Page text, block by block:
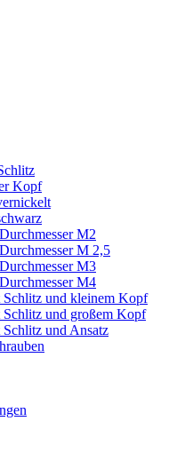
Kopf
Durchmesser M2
Durchmesser M 2,5
Durchmesser M3
Durchmesser M4
und kleinem Kopf
und großem Kopf
und Ansatz